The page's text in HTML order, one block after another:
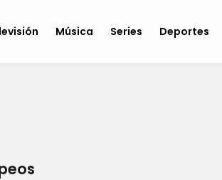
Música Series Deportes